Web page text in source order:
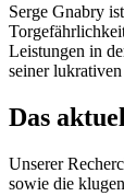
Serge Gnabry
Leistungen in
seiner
Das
Unserer
sowie die